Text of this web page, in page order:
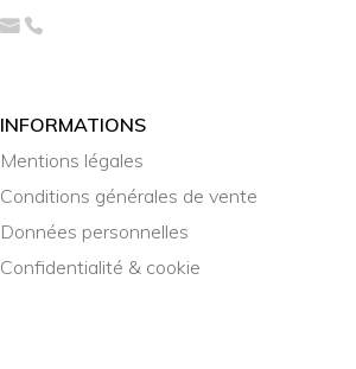
INFORMATIONS
Mentions légales
Conditions générales de vente
Données personnelles
Confidentialité & cookie